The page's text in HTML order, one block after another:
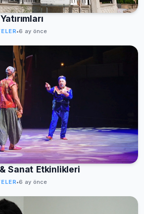
•6 ay önce
Sanat Etkinlikleri
•6 ay önce